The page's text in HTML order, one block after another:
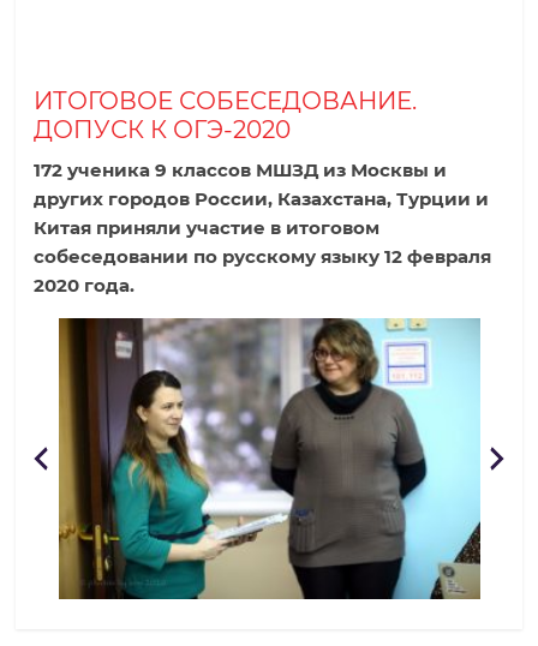
о
д
н
а
к
ИТОГОВОЕ СОБЕСЕДОВАНИЕ.
ДОПУСК К ОГЭ-2020
172 ученика 9 классов МШЗД из Москвы и
других городов России, Казахстана, Турции и
Китая приняли участие в итоговом
собеседовании по русскому языку 12 февраля
2020 года.